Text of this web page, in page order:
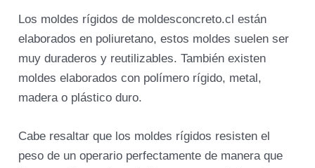
Los moldes rígidos de moldesconcreto.cl están
elaborados en poliuretano, estos moldes suelen ser
muy duraderos y reutilizables. También existen
moldes elaborados con polímero rígido, metal,
madera o plástico duro.
Cabe resaltar que los moldes rígidos resisten el
peso de un operario perfectamente de manera que